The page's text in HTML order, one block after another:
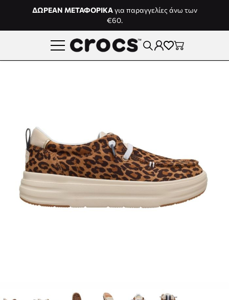
Μετάβαση στο περιεχόμενο
ΔΩΡΕΑΝ ΜΕΤΑΦΟΡΙΚΑγια παραγγελίες άνω των
€60.
View larger imageView larger image
View larger image
View larger image
View larger image
View larger